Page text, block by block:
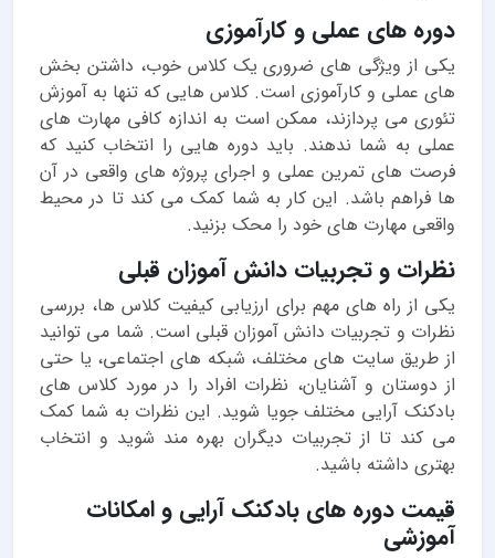
دوره های عملی و کارآموزی
یکی از ویژگی های ضروری یک کلاس خوب، داشتن بخش
های عملی و کارآموزی است. کلاس هایی که تنها به آموزش
تئوری می پردازند، ممکن است به اندازه کافی مهارت های
عملی به شما ندهند. باید دوره هایی را انتخاب کنید که
فرصت های تمرین عملی و اجرای پروژه های واقعی در آن
ها فراهم باشد. این کار به شما کمک می کند تا در محیط
واقعی مهارت های خود را محک بزنید.
نظرات و تجربیات دانش آموزان قبلی
یکی از راه های مهم برای ارزیابی کیفیت کلاس ها، بررسی
نظرات و تجربیات دانش آموزان قبلی است. شما می توانید
از طریق سایت های مختلف، شبکه های اجتماعی، یا حتی
از دوستان و آشنایان، نظرات افراد را در مورد کلاس های
بادکنک آرایی مختلف جویا شوید. این نظرات به شما کمک
می کند تا از تجربیات دیگران بهره مند شوید و انتخاب
بهتری داشته باشید.
قیمت دوره های بادکنک آرایی و امکانات
آموزشی